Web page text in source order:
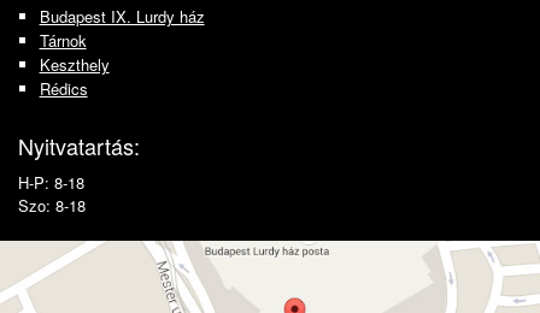
Budapest IX. Lurdy ház
Tárnok
Keszthely
Rédics
Nyitvatartás:
H-P: 8-18
Szo: 8-18